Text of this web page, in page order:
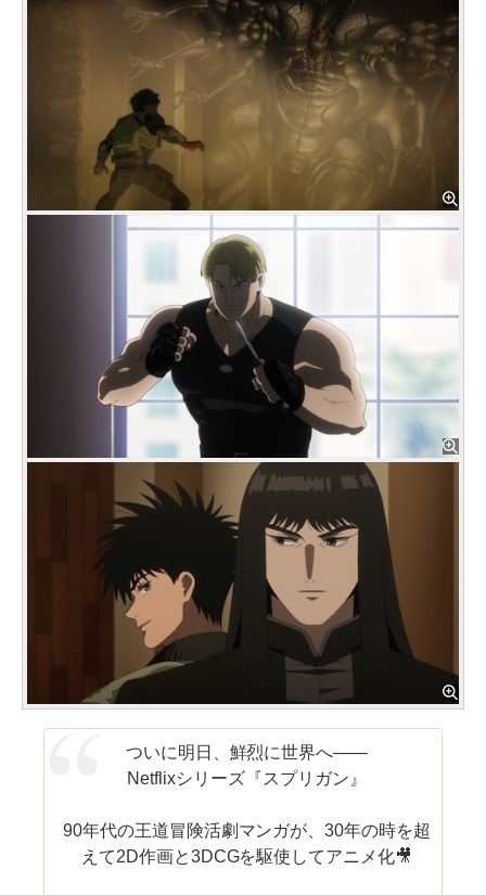
ついに明日、鮮烈に世界へ——
Netflixシリーズ『スプリガン』
90年代の王道冒険活劇マンガが、30年の時を超
えて2D作画と3DCGを駆使してアニメ化🎥